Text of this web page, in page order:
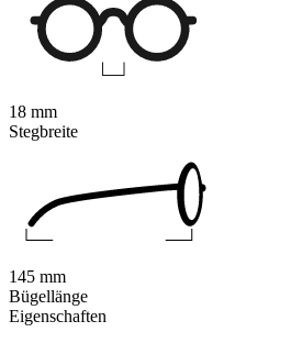
Eigenschaften
18 mm
Stegbreite
145 mm
Bügellänge